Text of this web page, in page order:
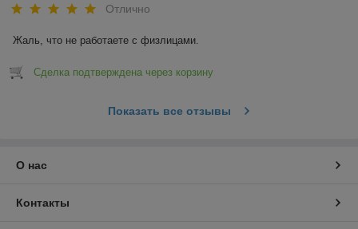
Отлично
Жаль, что не работаете с физлицами.
Сделка подтверждена через корзину
Показать все отзывы
О нас
Контакты